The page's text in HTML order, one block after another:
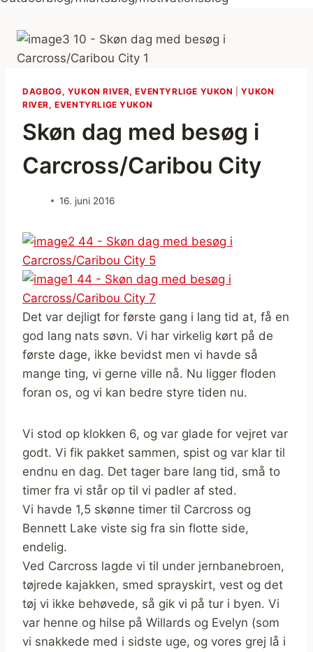
DAGBOG, YUKON RIVER, EVENTYRLIGE YUKON |YUKON
RIVER, EVENTYRLIGE YUKON
Skøn dag med besøg i
Carcross/Caribou City
16. juni 2016
Det var dejligt for første gang i lang tid at, få en
god lang nats søvn. Vi har virkelig kørt på de
første dage, ikke bevidst men vi havde så
mange ting, vi gerne ville nå. Nu ligger floden
foran os, og vi kan bedre styre tiden nu.
Vi stod op klokken 6, og var glade for vejret var
godt. Vi fik pakket sammen, spist og var klar til
endnu en dag. Det tager bare lang tid, små to
timer fra vi står op til vi padler af sted.
Vi havde 1,5 skønne timer til Carcross og
Bennett Lake viste sig fra sin flotte side,
endelig.
Ved Carcross lagde vi til under jernbanebroen,
tøjrede kajakken, smed sprayskirt, vest og det
tøj vi ikke behøvede, så gik vi på tur i byen. Vi
var henne og hilse på Willards og Evelyn (som
vi snakkede med i sidste uge, og vores grej lå i